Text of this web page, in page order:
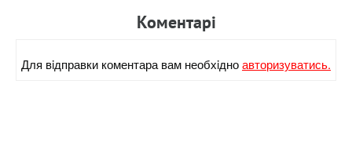
Коментарi
Для вiдправки коментара вам необхiдноавторизуватись.